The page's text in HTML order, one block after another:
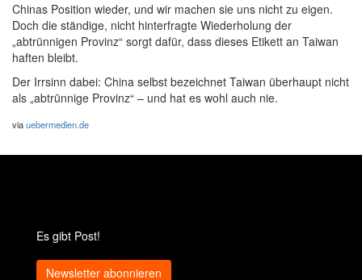
Chinas Position wieder, und wir machen sie uns nicht zu eigen.
Doch die ständige, nicht hinterfragte Wiederholung der
„abtrünnigen Provinz“ sorgt dafür, dass dieses Etikett an Taiwan
haften bleibt.
Der Irrsinn dabei: China selbst bezeichnet Taiwan überhaupt nicht
als „abtrünnige Provinz“ – und hat es wohl auch nie.
viauebermedien.de
Es gibt Post!
Newsletter abonnieren